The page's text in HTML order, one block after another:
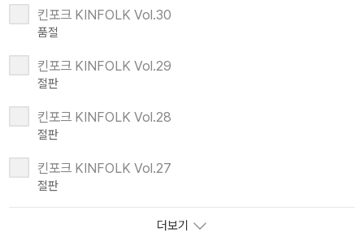
킨포크 KINFOLK Vol.30
품절
킨포크 KINFOLK Vol.29
절판
킨포크 KINFOLK Vol.28
절판
킨포크 KINFOLK Vol.27
절판
더보기